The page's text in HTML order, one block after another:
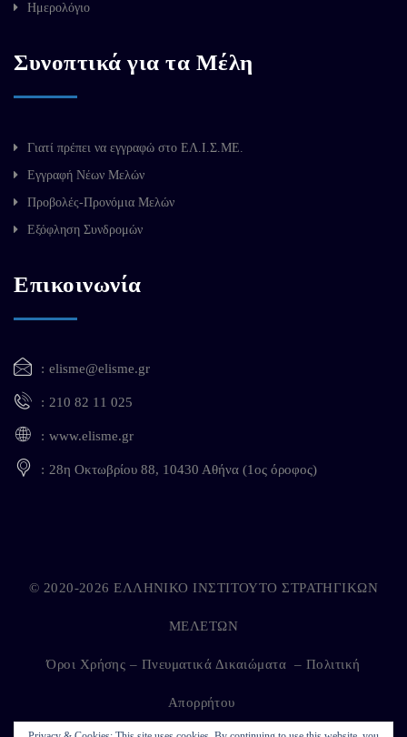
Ημερολόγιο
Συνοπτικά για τα Μέλη
Γιατί πρέπει να εγγραφώ στο ΕΛ.Ι.Σ.ΜΕ.
Εγγραφή Νέων Μελών
Προβολές-Προνόμια Μελών
Εξόφληση Συνδρομών
Επικοινωνία
elisme@elisme.gr
210 82 11 025
www.elisme.gr
28η Οκτωβρίου 88, 10430 Αθήνα (1ος όροφος)
© 2020-2026 ΕΛΛΗΝΙΚΟ ΙΝΣΤΙΤΟΥΤΟ ΣΤΡΑΤΗΓΙΚΩΝ
ΜΕΛΕΤΩΝ
Όροι Χρήσης – Πνευματικά Δικαιώματα – Πολιτική
Απορρήτου